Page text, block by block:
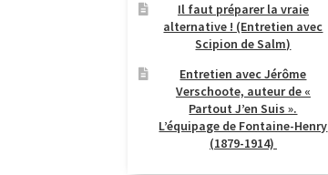
Il faut préparer la vraie
alternative ! (Entretien avec
Scipion de Salm)
Entretien avec Jérôme
Verschoote, auteur de «
Partout J’en Suis ».
L’équipage de Fontaine-Henry
(1879-1914)